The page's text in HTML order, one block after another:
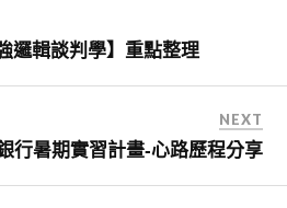
邏輯談判學】重點整理
NEXT
行暑期實習計畫-心路歷程分享